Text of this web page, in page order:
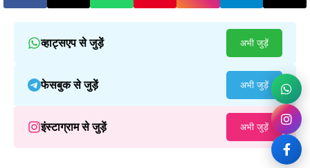
व्हाट्सएप से जुड़ें अभी जुड़ें
फेसबुक से जुड़ें अभी जुड़ें
इंस्टाग्राम से जुड़ें अभी जुड़ें